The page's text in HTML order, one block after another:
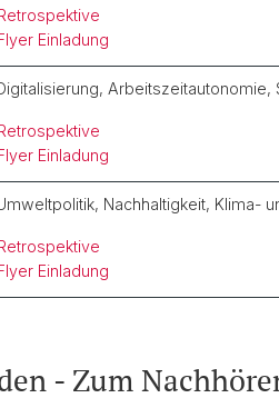
Einladung
Einladung
Nachhaltigkeit, Klima-
Einladung
- Zum